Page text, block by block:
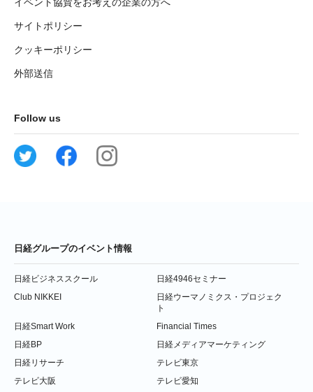
サイトポリシー
クッキーポリシー
外部送信
Follow us
日経グループのイベント情報
日経ビジネススクール
日経4946セミナー
Club NIKKEI
日経ウーマノミクス・プロジェク
ト
日経Smart Work
Financial Times
日経BP
日経メディアマーケティング
日経リサーチ
テレビ東京
テレビ大阪
テレビ愛知